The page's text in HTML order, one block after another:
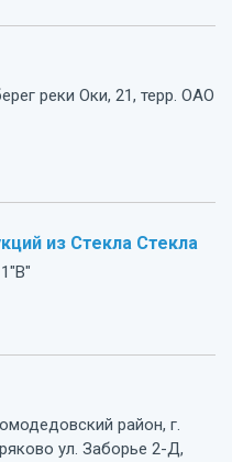
реки Оки, 21, терр. ОАО
из Стекла Стекла
район, г.
ул. Заборье 2-Д,